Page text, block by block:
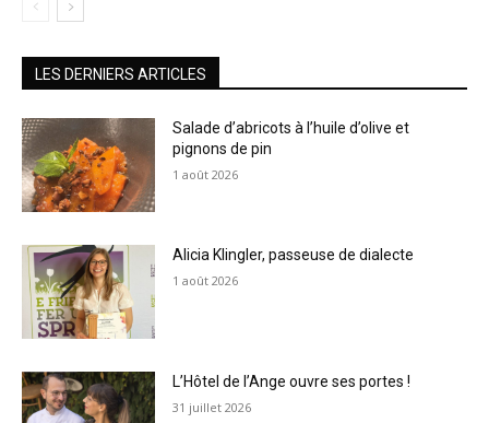
LES DERNIERS ARTICLES
Salade d’abricots à l’huile d’olive et
pignons de pin
1 août 2026
Alicia Klingler, passeuse de dialecte
1 août 2026
L’Hôtel de l’Ange ouvre ses portes !
31 juillet 2026